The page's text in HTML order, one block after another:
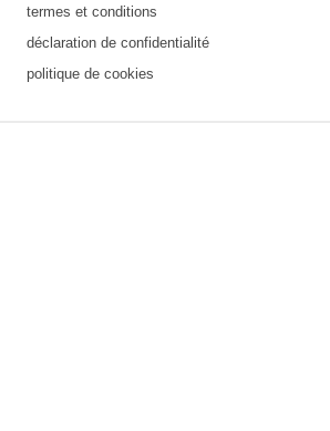
termes et conditions
déclaration de confidentialité
politique de cookies